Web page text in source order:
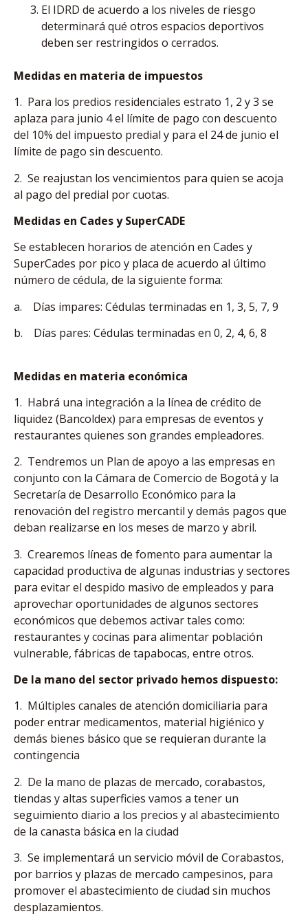
El IDRD de acuerdo a los niveles de riesgo
determinará qué otros espacios deportivos
deben ser restringidos o cerrados.
Medidas en materia de impuestos
1. Para los predios residenciales estrato 1, 2 y 3 se
aplaza para junio 4 el límite de pago con descuento
del 10% del impuesto predial y para el 24 de junio el
límite de pago sin descuento.
2. Se reajustan los vencimientos para quien se acoja
al pago del predial por cuotas.
Medidas en Cades y SuperCADE
Se establecen horarios de atención en Cades y
SuperCades por pico y placa de acuerdo al último
número de cédula, de la siguiente forma:
a. Días impares: Cédulas terminadas en 1, 3, 5, 7, 9
b. Días pares: Cédulas terminadas en 0, 2, 4, 6, 8
Medidas en materia económica
1. Habrá una integración a la línea de crédito de
liquidez (Bancoldex) para empresas de eventos y
restaurantes quienes son grandes empleadores.
2. Tendremos un Plan de apoyo a las empresas en
conjunto con la Cámara de Comercio de Bogotá y la
Secretaría de Desarrollo Económico para la
renovación del registro mercantil y demás pagos que
deban realizarse en los meses de marzo y abril.
3. Crearemos líneas de fomento para aumentar la
capacidad productiva de algunas industrias y sectores
para evitar el despido masivo de empleados y para
aprovechar oportunidades de algunos sectores
económicos que debemos activar tales como:
restaurantes y cocinas para alimentar población
vulnerable, fábricas de tapabocas, entre otros.
De la mano del sector privado hemos dispuesto:
1. Múltiples canales de atención domiciliaria para
poder entrar medicamentos, material higiénico y
demás bienes básico que se requieran durante la
contingencia
2. De la mano de plazas de mercado, corabastos,
tiendas y altas superficies vamos a tener un
seguimiento diario a los precios y al abastecimiento
de la canasta básica en la ciudad
3. Se implementará un servicio móvil de Corabastos,
por barrios y plazas de mercado campesinos, para
promover el abastecimiento de ciudad sin muchos
desplazamientos.